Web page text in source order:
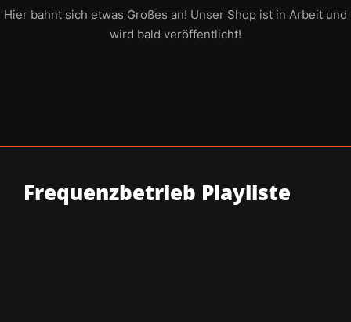
Hier bahnt sich etwas Großes an! Unser Shop ist in Arbeit und
wird bald veröffentlicht!
Frequenzbetrieb Playliste